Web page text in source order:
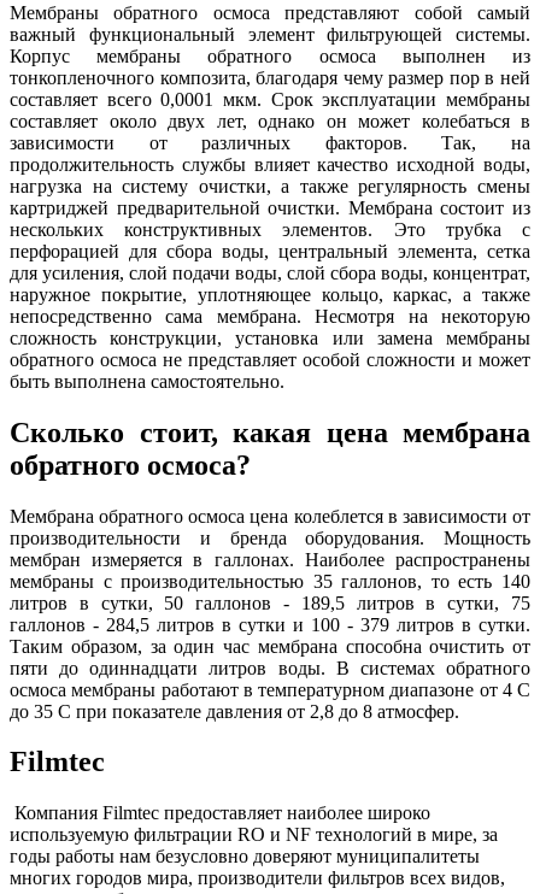
Мембраны обратного осмоса представляют собой самый
важный функциональный элемент фильтрующей системы.
Корпус мембраны обратного осмоса выполнен из
тонкопленочного композита, благодаря чему размер пор в ней
составляет всего 0,0001 мкм. Срок эксплуатации мембраны
составляет около двух лет, однако он может колебаться в
зависимости от различных факторов. Так, на
продолжительность службы влияет качество исходной воды,
нагрузка на систему очистки, а также регулярность смены
картриджей предварительной очистки. Мембрана состоит из
нескольких конструктивных элементов. Это трубка с
перфорацией для сбора воды, центральный элемента, сетка
для усиления, слой подачи воды, слой сбора воды, концентрат,
наружное покрытие, уплотняющее кольцо, каркас, а также
непосредственно сама мембрана. Несмотря на некоторую
сложность конструкции, установка или замена мембраны
обратного осмоса не представляет особой сложности и может
быть выполнена самостоятельно.
Сколько стоит, какая цена мембрана
обратного осмоса?
Мембрана обратного осмоса цена колеблется в зависимости от
производительности и бренда оборудования. Мощность
мембран измеряется в галлонах. Наиболее распространены
мембраны с производительностью 35 галлонов, то есть 140
литров в сутки, 50 галлонов - 189,5 литров в сутки, 75
галлонов - 284,5 литров в сутки и 100 - 379 литров в сутки.
Таким образом, за один час мембрана способна очистить от
пяти до одиннадцати литров воды. В системах обратного
осмоса мембраны работают в температурном диапазоне от 4 C
до 35 C при показателе давления от 2,8 до 8 атмосфер.
Filmtec
Компания Filmtec предоставляет наиболее широко
используемую фильтрации RO и NF технологий в мире, за
годы работы нам безусловно доверяют муниципалитеты
многих городов мира, производители фильтров всех видов,